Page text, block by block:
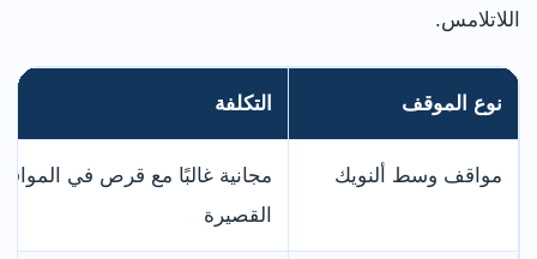
اللاتلامس.
نوع الموقف التكلفة
مواقف وسط ألنويك
مجانية غالبًا مع قرص في المواقع
القصيرة